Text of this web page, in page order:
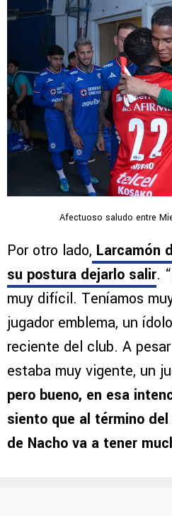
Afectuoso saludo entre
Por otro lado, Larcamón
su postura dejarlo salir.
muy difícil. Teníamos
jugador emblema, un
reciente del club. A
estaba muy vigente, un
pero bueno, en esa
siento que al término
de Nacho va a tener